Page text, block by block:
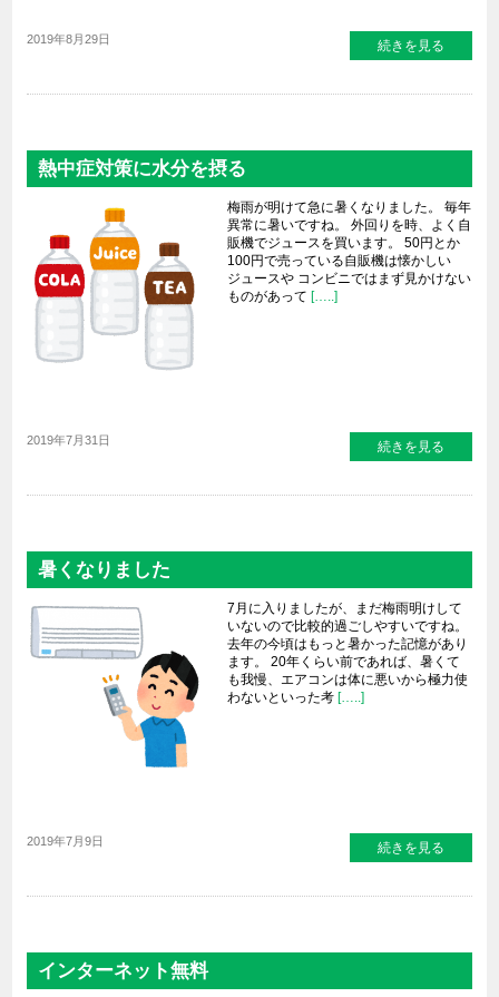
2019年8月29日 続きを見る
熱中症対策に水分を摂る
梅雨が明けて急に暑くなりました。 毎年
異常に暑いですね。 外回りを時、よく自
販機でジュースを買います。 50円とか
100円で売っている自販機は懐かしい
ジュースや コンビニではまず見かけない
ものがあって […..]
2019年7月31日 続きを見る
暑くなりました
7月に入りましたが、まだ梅雨明けして
いないので比較的過ごしやすいですね。
去年の今頃はもっと暑かった記憶があり
ます。 20年くらい前であれば、暑くて
も我慢、エアコンは体に悪いから極力使
わないといった考[…..]
2019年7月9日 続きを見る
インターネット無料